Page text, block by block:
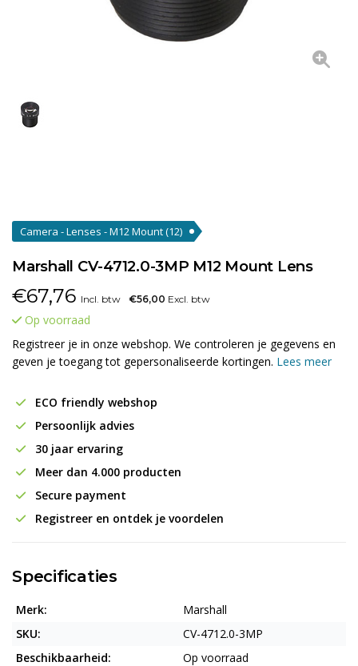
Camera - Lenses - M12 Mount(12)
Marshall CV-4712.0-3MP M12 Mount Lens
€67,76 Incl. btw €56,00 Excl. btw
Op voorraad
Registreer je in onze webshop. We controleren je gegevens en
geven je toegang tot gepersonaliseerde kortingen. Lees meer
ECO friendly webshop
Persoonlijk advies
30 jaar ervaring
Meer dan 4.000 producten
Secure payment
Registreer en ontdek je voordelen
Specificaties
Merk:
Marshall
SKU:
CV-4712.0-3MP
Beschikbaarheid:
Op voorraad